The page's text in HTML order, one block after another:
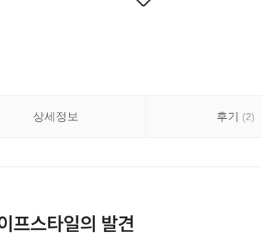
상세정보 후기 (2)